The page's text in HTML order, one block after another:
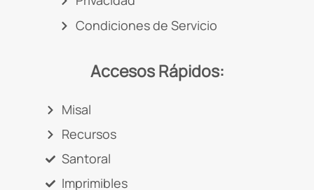
Condiciones de Servicio
Accesos Rápidos:
Misal
Recursos
Santoral
Imprimibles